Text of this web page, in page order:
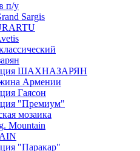
п/у
Sargis
ШАХНАЗАРЯН
Армении
Гаясон
"Премиум"
мозаика
Mountain
"Паракар"